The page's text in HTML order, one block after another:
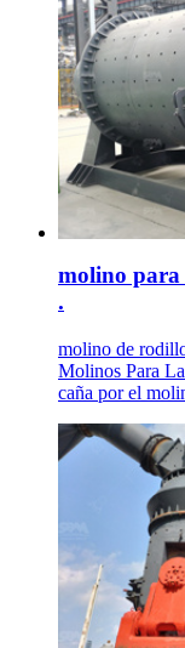
molino para
.
molino de
Molinos Para
caña por el